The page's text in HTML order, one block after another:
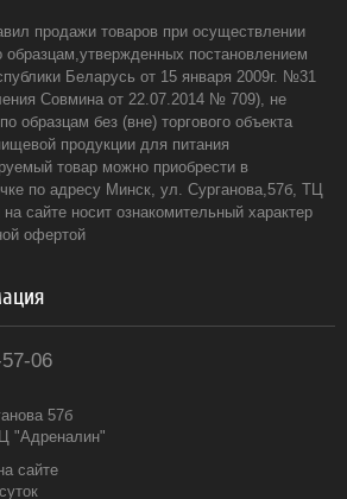
продажи товаров при осуществлении
образцам,утвержденных постановлением
Беларусь от 15 января 2009г. №31
Совмина от 22.07.2014 № 709), не
образцам без (вне) торгового объекта
продукции для питания
товар можно приобрести в
по адресу Минск, ул. Сурганова,57б, ТЦ
сайте носит ознакомительный характер
офертой
06
57б
"Адреналин"
сайте